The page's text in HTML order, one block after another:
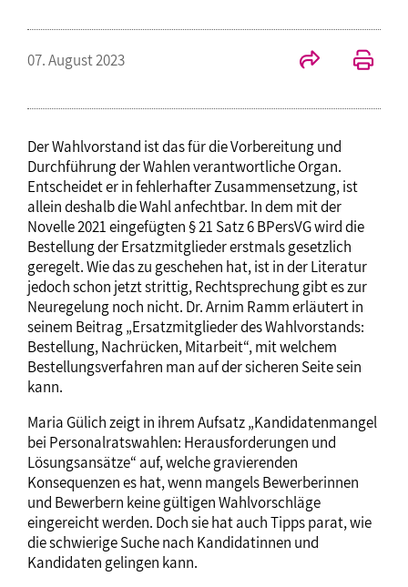
07. August 2023
Der Wahlvorstand ist das für die Vorbereitung und
Durchführung der Wahlen verantwortliche Organ.
Entscheidet er in fehlerhafter Zusammensetzung, ist
allein deshalb die Wahl anfechtbar. In dem mit der
Novelle 2021 eingefügten § 21 Satz 6 BPersVG wird die
Bestellung der Ersatzmitglieder erstmals gesetzlich
geregelt. Wie das zu geschehen hat, ist in der Literatur
jedoch schon jetzt strittig, Rechtsprechung gibt es zur
Neuregelung noch nicht. Dr. Arnim Ramm erläutert in
seinem Beitrag „Ersatzmitglieder des Wahlvorstands:
Bestellung, Nachrücken, Mitarbeit“, mit welchem
Bestellungsverfahren man auf der sicheren Seite sein
kann.
Maria Gülich zeigt in ihrem Aufsatz „Kandidatenmangel
bei Personalratswahlen: Herausforderungen und
Lösungsansätze“ auf, welche gravierenden
Konsequenzen es hat, wenn mangels Bewerberinnen
und Bewerbern keine gültigen Wahlvorschläge
eingereicht werden. Doch sie hat auch Tipps parat, wie
die schwierige Suche nach Kandidatinnen und
Kandidaten gelingen kann.